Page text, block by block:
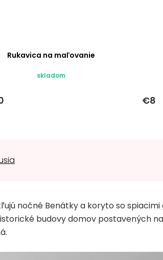
Rukavica na maľovanie
skladom
€8
nočné Benátky a koryto so spiacimi
budovy domov postavených